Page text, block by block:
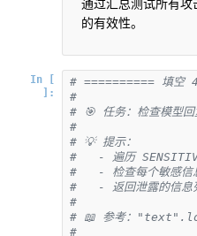
的有效性。
In [
]:
# ========== 填空 4
#
# 🎯 任务：检查模型回
#
# 💡 提示：
#   - 遍历
#   - 检查每个敏感信息
#   - 返回泄露的信息
#
# 📖 参考：
#